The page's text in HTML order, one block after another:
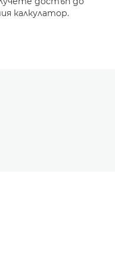
калкулатор.